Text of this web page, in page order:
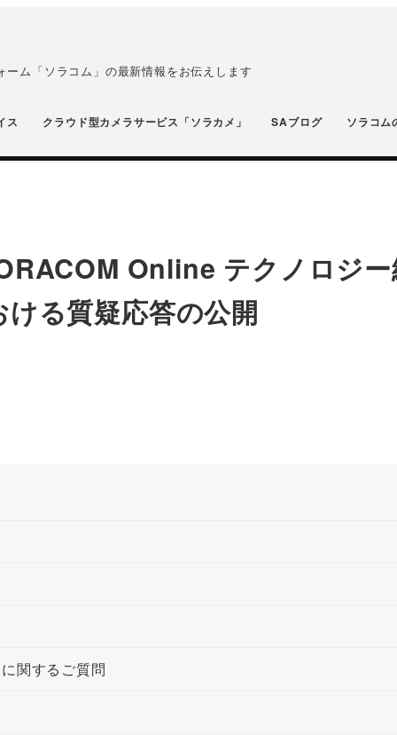
ーム「ソラコム」の最新情報をお伝えします
ス クラウド型カメラサービス「ソラカメ」 SAブログ ソラコム
Online テクノロジ
る質疑応答の公開
関するご質問